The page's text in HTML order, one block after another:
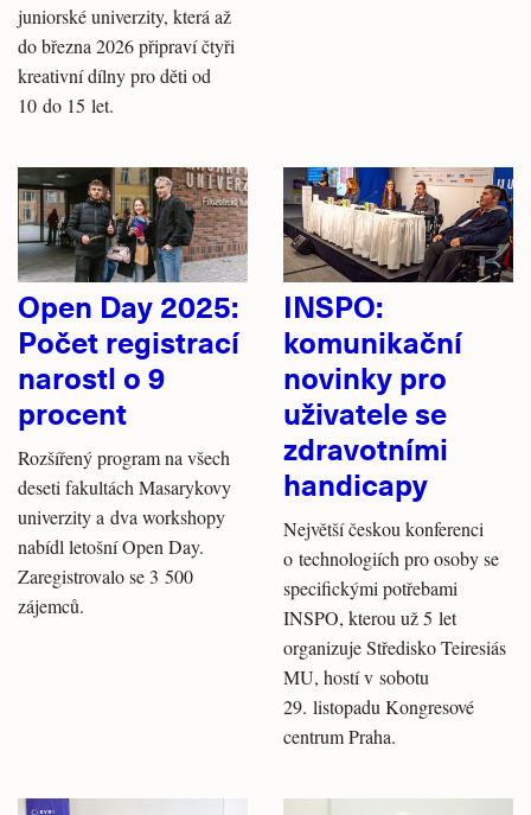
juniorské univerzity, která až
do března 2026 připraví čtyři
kreativní dílny pro děti od
10 do 15 let.
Open Day 2025:
Počet registrací
narostl o 9
procent
Rozšířený program na všech
deseti fakultách Masarykovy
univerzity a dva workshopy
nabídl letošní Open Day.
Zaregistrovalo se 3 500
zájemců.
INSPO:
komunikační
novinky pro
uživatele se
zdravotními
handicapy
Největší českou konferenci
o technologiích pro osoby se
specifickými potřebami
INSPO, kterou už 5 let
organizuje Středisko Teiresiás
MU, hostí v sobotu
29. listopadu Kongresové
centrum Praha.